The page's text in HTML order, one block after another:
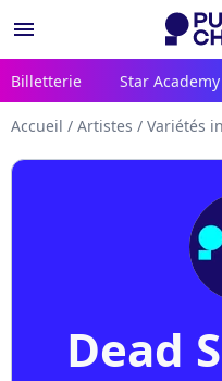
menu
Billetterie Star Academy
Accueil / Artistes / Variétés
Dead